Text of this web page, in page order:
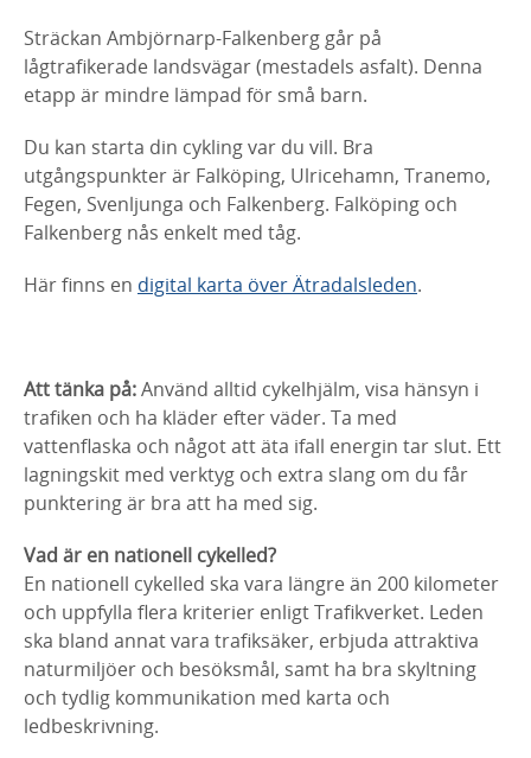
Sträckan Ambjörnarp-Falkenberg går på
lågtrafikerade landsvägar (mestadels asfalt). Denna
etapp är mindre lämpad för små barn.
Du kan starta din cykling var du vill. Bra
utgångspunkter är Falköping, Ulricehamn, Tranemo,
Fegen, Svenljunga och Falkenberg. Falköping och
Falkenberg nås enkelt med tåg.
Här finns en digital karta över Ätradalsleden.
Att tänka på:Använd alltid cykelhjälm, visa hänsyn i
trafiken och ha kläder efter väder. Ta med
vattenflaska och något att äta ifall energin tar slut. Ett
lagningskit med verktyg och extra slang om du får
punktering är bra att ha med sig.
Vad är en nationell cykelled?
En nationell cykelled ska vara längre än 200 kilometer
och uppfylla flera kriterier enligt Trafikverket. Leden
ska bland annat vara trafiksäker, erbjuda attraktiva
naturmiljöer och besöksmål, samt ha bra skyltning
och tydlig kommunikation med karta och
ledbeskrivning.